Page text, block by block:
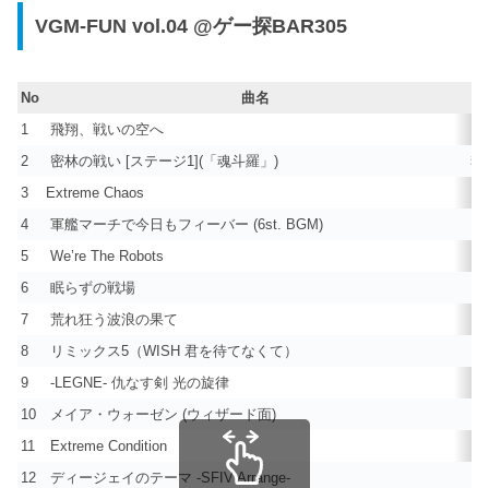
VGM-FUN vol.04 @ゲー探BAR305
No
曲名
1
飛翔、戦いの空へ
2
密林の戦い [ステージ1](「魂斗羅」)
魂
3
Extreme Chaos
4
軍艦マーチで今日もフィーバー (6st. BGM)
5
We’re The Robots
6
眠らずの戦場
7
荒れ狂う波浪の果て
8
リミックス5（WISH 君を待てなくて）
9
-LEGNE- 仇なす剣 光の旋律
10
メイア・ウォーゼン (ウィザード面)
11
Extreme Condition
12
ディージェイのテーマ -SFIV Arrange-